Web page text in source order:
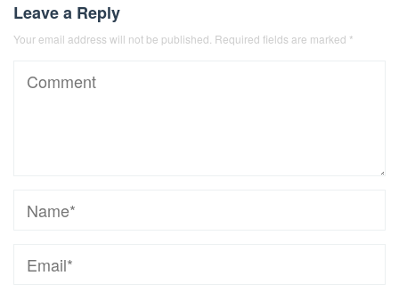
Leave a Reply
Your email address will not be published. Required fields are marked *